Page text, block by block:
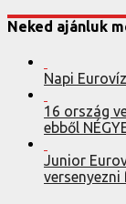
Neked ajánluk
Napi
16 ország
ebből
Junior